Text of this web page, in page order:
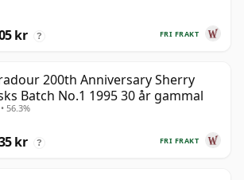
FRI FRAKT
kr ?
200th Anniversary Sherry
Batch No.1 1995 30 år gammal
56.3%
FRI FRAKT
kr ?